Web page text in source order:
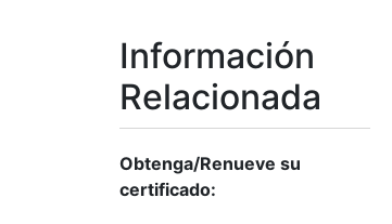
Información
Relacionada
Obtenga/Renueve su
certificado: